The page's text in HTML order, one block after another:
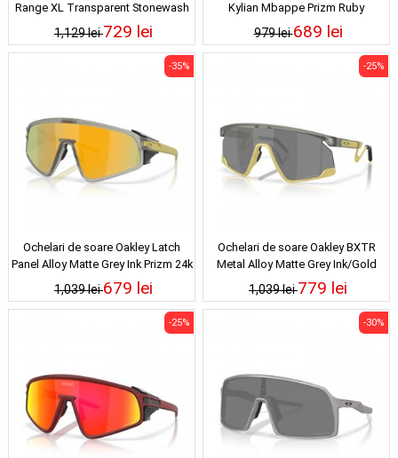
Range XL Transparent Stonewash
Clear Prizm Deep Water Polarized
1,129 lei729 lei
Kylian Mbappe Prizm Ruby
979 lei689 lei
Ochelari de soare Oakley Latch
Panel Alloy Matte Grey Ink Prizm 24k
1,039 lei
-35%
679 lei
Ochelari de soare Oakley BXTR
Metal Alloy Matte Grey Ink/Gold
Prizm Black
1,039 lei
-25%
779 lei
-25% -30%